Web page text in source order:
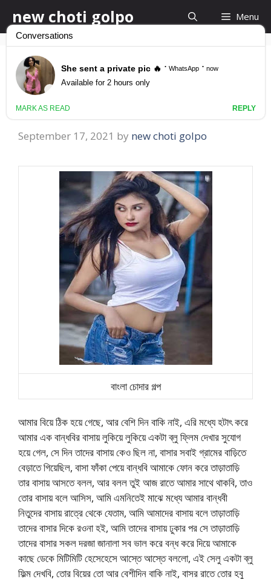
to
content
new choti golpo Menu
choda choder golpo
চোদা চোদির গল্প
September 17, 2021 by new choti golpo
বাংলা চোদার গল্প
আমার বিয়ে ঠিক হয়ে গেছে, আর বেশি দিন বাকি নাই, এরি মধ্যে হটাৎ করে
আমার এক বান্ধবির বাসায় লুকিয়ে লুকিয়ে একটা ব্লু ফ্লিম দেখার সুযোগ
হয়ে গেল, সে দিন তাদের বাসায় কেও ছিল না, বাসার সবাই গ্রামের বাড়িতে
বেড়াতে গিয়েছিল, বাসা ফাঁকা পেয়ে বান্ধবি আমাকে ফোন করে তাড়াতাড়ি
তার বাসায় আসতে বলল, আর বলল তুই আজ রাতে আমার সাথে থাকবি, তাও
তোর বাসায় বলে আসিস, আমি এমনিতেই মাঝে মধ্যে আমার বান্ধবী
নিতুদের বাসায় রাত্রে থেকে যেতাম, আমি আমাদের বাসায় বলে তাড়াতাড়ি
তাদের বাসার দিকে রওনা হই, আমি তাদের বাসায় ঢুকার পর সে তাড়াতাড়ি
তাদের বাসার সকল দরজা জানালা সব ভাল করে বন্ধ করে দিয়ে আমাকে
কাছে ডেকে মিটিমিটি হেসেহেসে আস্তে আস্তে বললো, এই সেলু একটা ব্লু
ফিল্ম দেখবি, তোর বিয়ের তো আর বেশীদিন বাকি নাই, বাসর রাতে তোর হবু